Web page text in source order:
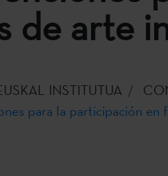
de arte
INSTITUTUA
para la participación en